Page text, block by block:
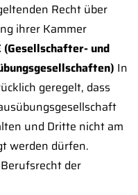
Recht über
ihrer Kammer
und
In
geregelt, dass
und Dritte nicht am
werden dürfen.
der